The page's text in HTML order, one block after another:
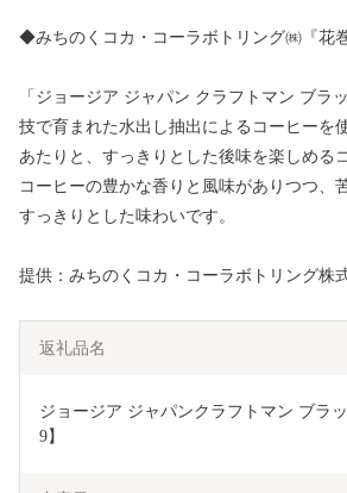
◆みちのくコカ・コーラボトリング㈱『花
「ジョージア ジャパン クラフトマン ブラ
技で育まれた水出し抽出によるコーヒーを
あたりと、すっきりとした後味を楽しめる
コーヒーの豊かな香りと風味がありつつ、
すっきりとした味わいです。
提供：みちのくコカ・コーラボトリング株
返礼品名
ジョージア ジャパンクラフトマン ブラ
9】